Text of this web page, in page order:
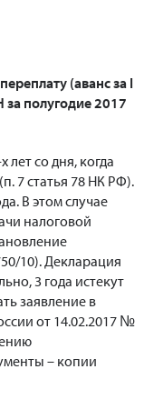
(аванс за I
за полугодие 2017
лет со дня, когда
7 статья 78 НК РФ).
В этом случае
налоговой
10). Декларация
3 года истекут
заявление в
от 14.02.2017 №
– копии